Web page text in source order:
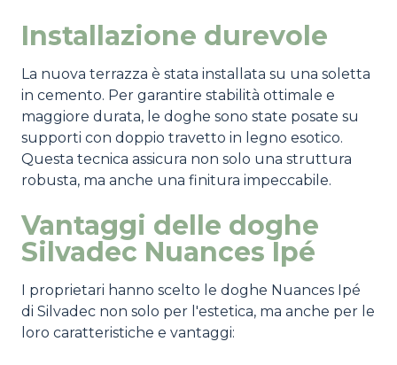
Installazione durevole
La nuova terrazza è stata installata su una soletta
in cemento. Per garantire stabilità ottimale e
maggiore durata, le doghe sono state posate su
supporti con doppio travetto in legno esotico.
Questa tecnica assicura non solo una struttura
robusta, ma anche una finitura impeccabile.
Vantaggi delle doghe
Silvadec Nuances Ipé
I proprietari hanno scelto le doghe Nuances Ipé
di Silvadec non solo per l'estetica, ma anche per le
loro caratteristiche e vantaggi: